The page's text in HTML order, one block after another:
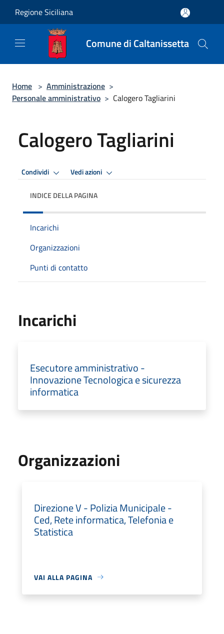
Regione Siciliana
Comune di Caltanissetta
Home > Amministrazione >
Personale amministrativo > Calogero Tagliarini
Calogero Tagliarini
Condividi Vedi azioni
INDICE DELLA PAGINA
Incarichi
Organizzazioni
Punti di contatto
Incarichi
Esecutore amministrativo -
Innovazione Tecnologica e sicurezza
informatica
Organizzazioni
Direzione V - Polizia Municipale -
Ced, Rete informatica, Telefonia e
Statistica
VAI ALLA PAGINA